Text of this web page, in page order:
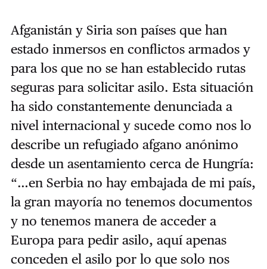
Afganistán y Siria son países que han
estado inmersos en conflictos armados y
para los que no se han establecido rutas
seguras para solicitar asilo. Esta situación
ha sido constantemente denunciada a
nivel internacional y sucede como nos lo
describe un refugiado afgano anónimo
desde un asentamiento cerca de Hungría:
“…en Serbia no hay embajada de mi país,
la gran mayoría no tenemos documentos
y no tenemos manera de acceder a
Europa para pedir asilo, aquí apenas
conceden el asilo por lo que solo nos